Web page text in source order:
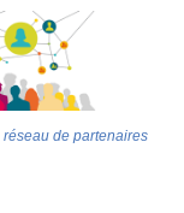
réseau de partenaires